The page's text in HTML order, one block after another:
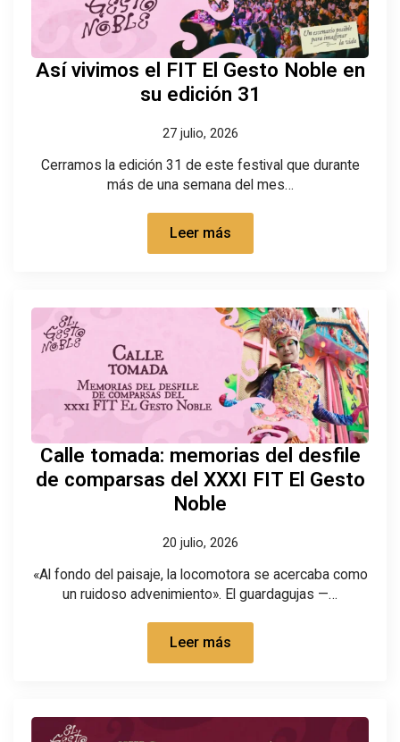
Así vivimos el FIT El Gesto Noble en
su edición 31
27 julio, 2026
Cerramos la edición 31 de este festival que durante
más de una semana del mes…
Leer más
Calle tomada: memorias del desfile
de comparsas del XXXI FIT El Gesto
Noble
20 julio, 2026
«Al fondo del paisaje, la locomotora se acercaba como
un ruidoso advenimiento». El guardagujas —…
Leer más